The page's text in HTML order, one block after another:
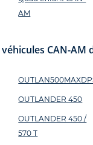
AM
CAN-AM
OUTLANDER 450
OUTLANDER 450 /
570 T